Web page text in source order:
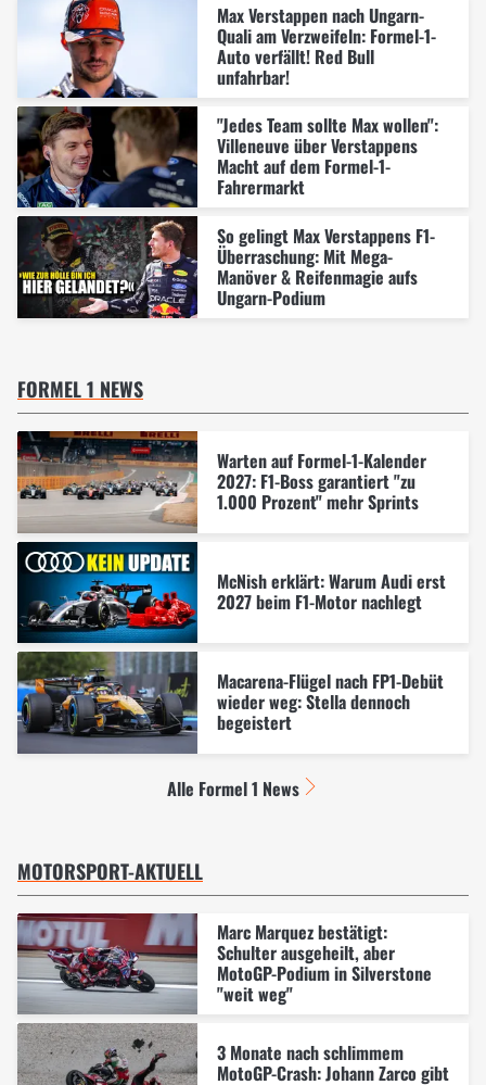
Max Verstappen nach Ungarn-
Quali am Verzweifeln: Formel-1-
Auto verfällt! Red Bull
unfahrbar!
"Jedes Team sollte Max wollen":
Villeneuve über Verstappens
Macht auf dem Formel-1-
Fahrermarkt
So gelingt Max Verstappens F1-
Überraschung: Mit Mega-
Manöver & Reifenmagie aufs
Ungarn-Podium
FORMEL 1 NEWS
Warten auf Formel-1-Kalender
2027: F1-Boss garantiert "zu
1.000 Prozent" mehr Sprints
McNish erklärt: Warum Audi erst
2027 beim F1-Motor nachlegt
Macarena-Flügel nach FP1-Debüt
wieder weg: Stella dennoch
begeistert
Alle Formel 1 News
MOTORSPORT-AKTUELL
Marc Marquez bestätigt:
Schulter ausgeheilt, aber
MotoGP-Podium in Silverstone
"weit weg"
3 Monate nach schlimmem
MotoGP-Crash: Johann Zarco gibt